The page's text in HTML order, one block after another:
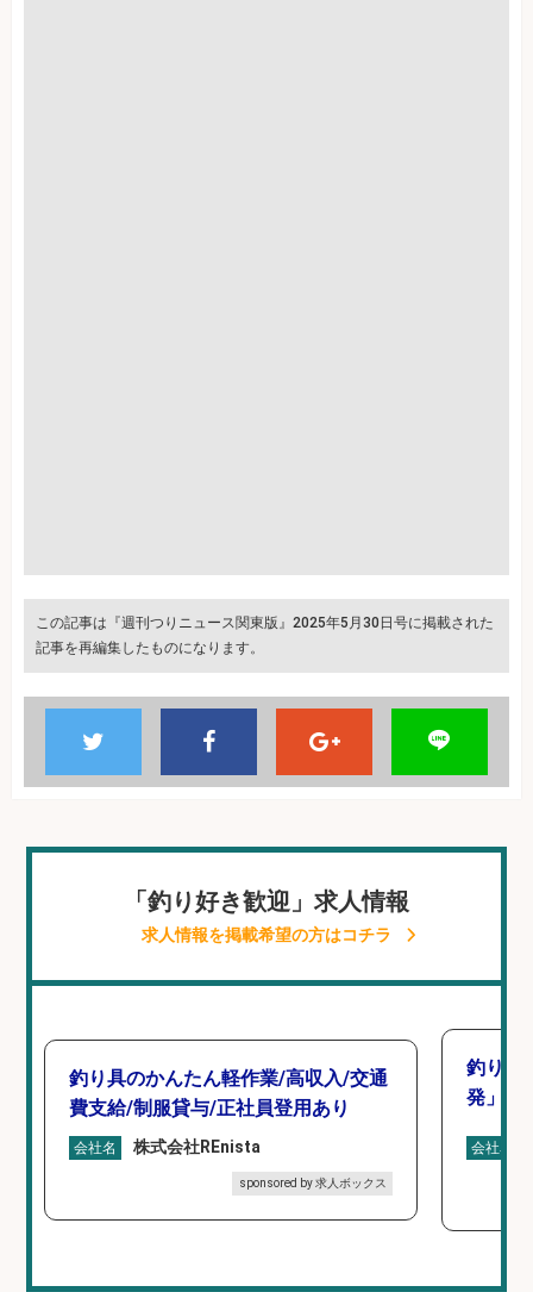
この記事は『週刊つりニュース関東版』2025年5月30日号に掲載された
記事を再編集したものになります。
「釣り好き歓迎」求人情報
求人情報を掲載希望の方はコチラ
釣り具のかんたん軽作業/高収入/交通
費支給/制服貸与/正社員登用あり
会社名 株式会社REnista
sponsored by 求人ボックス
釣り好
発」/
会社名